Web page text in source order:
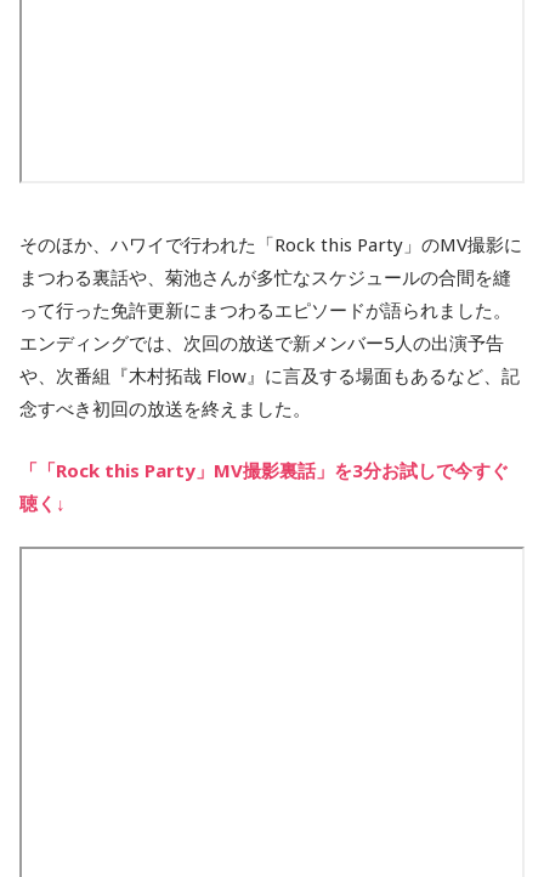
そのほか、ハワイで行われた「Rock this Party」のMV撮影に
まつわる裏話や、菊池さんが多忙なスケジュールの合間を縫
って行った免許更新にまつわるエピソードが語られました。
エンディングでは、次回の放送で新メンバー5人の出演予告
や、次番組『木村拓哉 Flow』に言及する場面もあるなど、記
念すべき初回の放送を終えました。
「「Rock this Party」MV撮影裏話」を3分お試しで今すぐ
聴く↓